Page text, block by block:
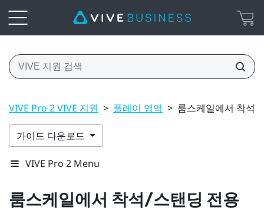
VIVE Pro 2 VIVE 지원 > 플레이 영역 > 룸스케일에서 착석/
가이드 다운로드
VIVE Pro 2 Menu
룸스케일에서 착석/스탠딩 전용